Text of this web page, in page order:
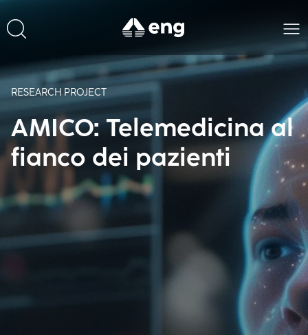
RESEARCH PROJECT
AMICO: Telemedicina al
fianco dei pazienti